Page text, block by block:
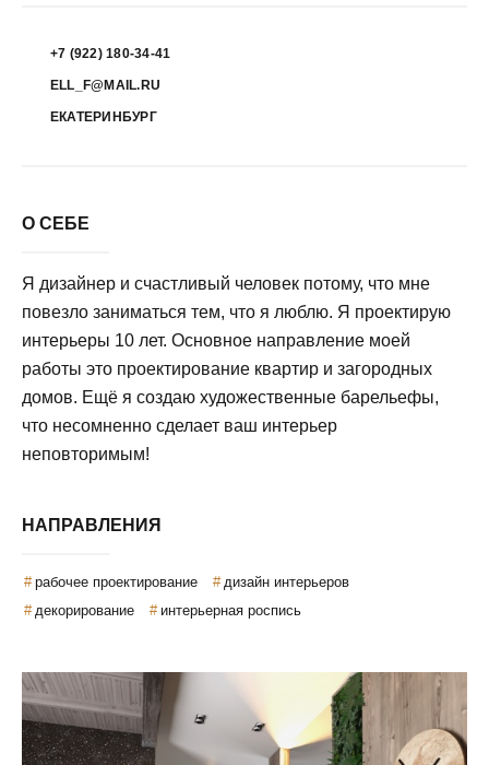
+7 (922) 180-34-41
ELL_F@MAIL.RU
ЕКАТЕРИНБУРГ
О СЕБЕ
Я дизайнер и счастливый человек потому, что мне
повезло заниматься тем, что я люблю. Я проектирую
интерьеры 10 лет. Основное направление моей
работы это проектирование квартир и загородных
домов. Ещё я создаю художественные барельефы,
что несомненно сделает ваш интерьер
неповторимым!
НАПРАВЛЕНИЯ
рабочее проектирование
дизайн интерьеров
декорирование
интерьерная роспись